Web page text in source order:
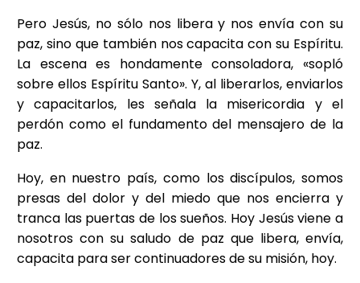
Pero Jesús, no sólo nos libera y nos envía con su
paz, sino que también nos capacita con su Espíritu.
La escena es hondamente consoladora, «sopló
sobre ellos Espíritu Santo». Y, al liberarlos, enviarlos
y capacitarlos, les señala la misericordia y el
perdón como el fundamento del mensajero de la
paz.
Hoy, en nuestro país, como los discípulos, somos
presas del dolor y del miedo que nos encierra y
tranca las puertas de los sueños. Hoy Jesús viene a
nosotros con su saludo de paz que libera, envía,
capacita para ser continuadores de su misión, hoy.